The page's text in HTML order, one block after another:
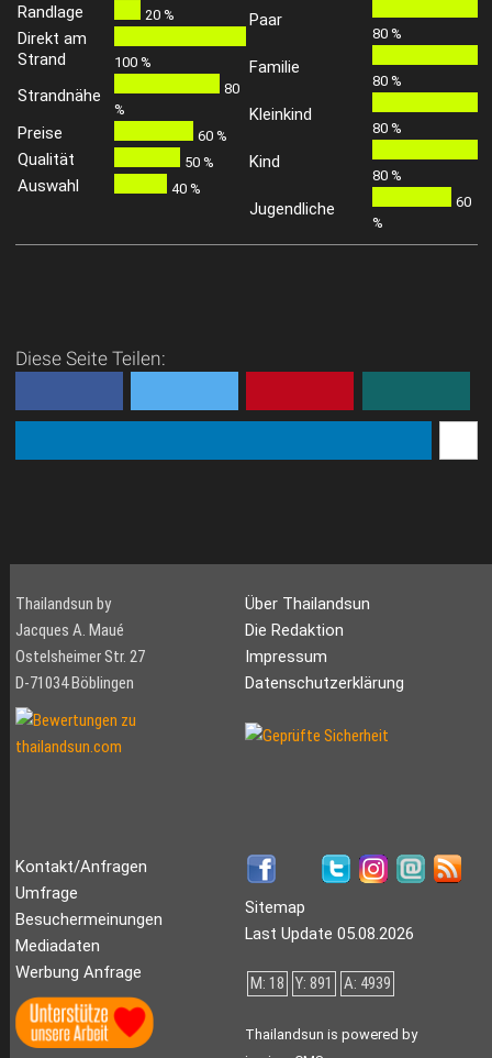
Randlage 20 %
Direkt am
Strand
100 %
Strandnähe
80
%
Preise 60 %
Qualität 50 %
Auswahl 40 %
Paar
80 %
Familie
80 %
Kleinkind
80 %
Kind
80 %
Jugendliche
60
%
Diese Seite Teilen:
Thailandsun by
Jacques A. Maué
Ostelsheimer Str. 27
D-71034 Böblingen
Über Thailandsun
Die Redaktion
Impressum
Datenschutzerklärung
Kontakt/Anfragen
Umfrage
Besuchermeinungen
Mediadaten
Werbung Anfrage
Sitemap
Last Update 05.08.2026
M: 18 Y: 891 A: 4939
Thailandsun is powered by